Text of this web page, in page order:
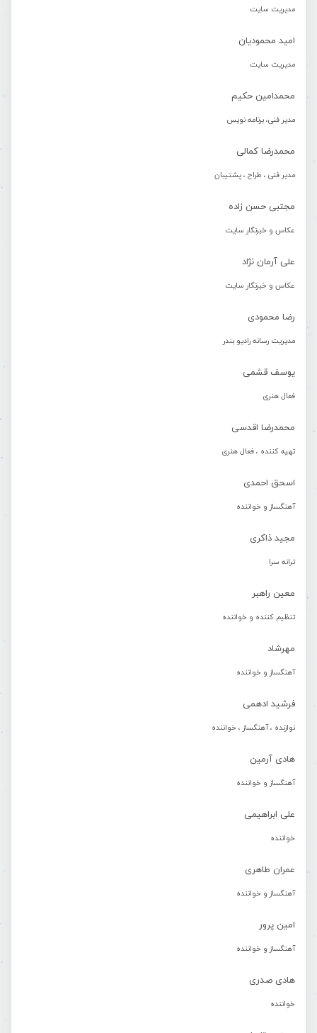
مدیریت سایت
امید محمودیان
مدیریت سایت
محمدامین حکیم
مدیر فنی، برنامه نویس
محمدرضا کمالی
مدیر فنی ، طراح ، پشتیبان
مجتبی حسن زاده
عکاس و خبرنگار سایت
علی آرمان نژاد
عکاس و خبرنگار سایت
رضا محمودی
مدیریت رسانه رادیو بندر
یوسف قشمی
فعال هنری
محمدرضا اقدسی
تهیه کننده ، فعال هنری
اسحق احمدی
آهنگساز و خواننده
مجید ذاکری
ترانه سرا
معین راهبر
تنظیم کننده و خواننده
مهرشاد
آهنگساز و خواننده
فرشید ادهمی
نوازنده ، آهنگساز ، خواننده
هادی آرمین
آهنگساز و خواننده
علی ابراهیمی
خواننده
عمران طاهری
آهنگساز و خواننده
امین پرور
آهنگساز و خواننده
هادی صدری
خواننده